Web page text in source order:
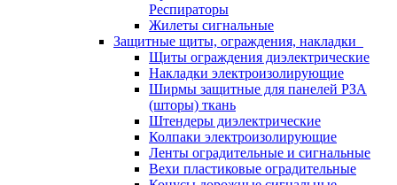
Респираторы
Жилеты сигнальные
Защитные щиты, ограждения, накладки
Щиты ограждения диэлектрические
Накладки электроизолирующие
Ширмы защитные для панелей РЗА
(шторы) ткань
Штендеры диэлектрические
Колпаки электроизолирующие
Ленты оградительные и сигнальные
Вехи пластиковые оградительные